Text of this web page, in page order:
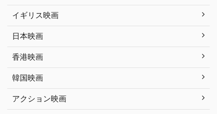
イギリス映画
日本映画
香港映画
韓国映画
アクション映画